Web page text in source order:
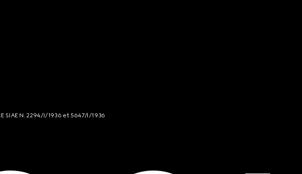
SIAE N. 2294/I/1936 et 5647/I/1936